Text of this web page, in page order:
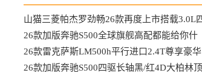
山猫三菱帕杰罗劲畅26款再度上市搭载3.0L
驱系统
26款加版奔驰S500全球旗舰高配都能给你什
么体验欢迎试乘试驾
26款雷克萨斯LM500h平行进口2.4T尊享豪华
MPV
26款加版奔驰S500四驱长轴黑/红4D大柏林顶